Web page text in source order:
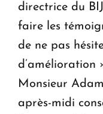
directrice du
faire les
de ne pas
d’amélioration
Monsieur
après-midi